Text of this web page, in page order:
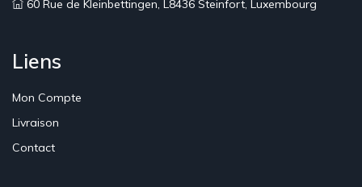
60 Rue de Kleinbettingen, L8436 Steinfort, Luxembourg
Liens
Mon Compte
Livraison
Contact